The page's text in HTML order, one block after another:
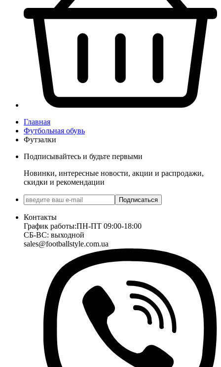
Главная
Футбольная обувь
Футзалки
Подписывайтесь и будьте первыми
Новинки, интересные новости, акции и распродажи,
скидки и рекомендации
Подписаться
Контакты
График работы:ПН-ПТ 09:00-18:00
СБ-ВС: выходной
sales@footballstyle.com.ua